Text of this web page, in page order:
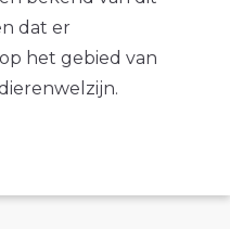
dat er
het gebied van